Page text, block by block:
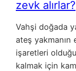
zevk alırlar?
Vahşi doğada
ateş yakmanın
işaretleri
kalmak için